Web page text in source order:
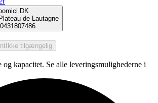
DK
de Lautagne
Ikke tilgængelig
kapacitet. Se alle leveringsmulighederne i